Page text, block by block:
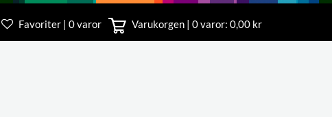
Favoriter | 0 varor Varukorgen | 0varor: 0,00 kr
31 18 00